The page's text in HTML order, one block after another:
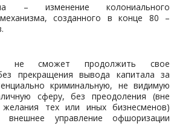
– изменение колониального
механизма, созданного в конце 80 –
не сможет продолжить свое
прекращения вывода капитала за
криминальную, не видимую
сферу, без преодоления (вне
тех или иных бизнесменов)
внешнее управление офшоризации